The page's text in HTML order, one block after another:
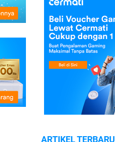
ARTIKEL TERBARU